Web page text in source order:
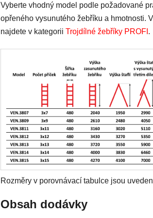
Vyberte vhodný model podle požadované
opřeného vysunutého žebříku a hmotnosti.
najdete v kategorii Trojdílné žebříky PROFI .
Rozměry v porovnávací tabulce jsou
Obsah dodávky